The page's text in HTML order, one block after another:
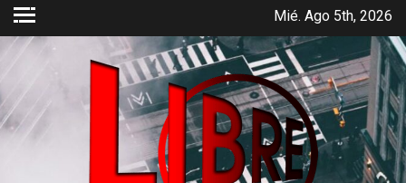
Saltar
contenido
Mié. Ago 5th, 2026